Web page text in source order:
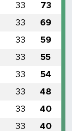
33 73
33 69
33 59
33 55
33 54
33 48
33 40
33 40